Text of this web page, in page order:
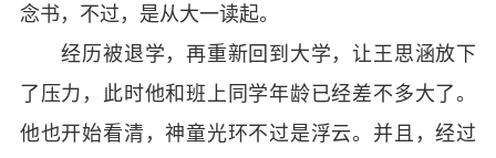
念书，不过，是从大一读起。
经历被退学，再重新回到大学，让王思涵放下
了压力，此时他和班上同学年龄已经差不多大了。
他也开始看清，神童光环不过是浮云。并且，经过